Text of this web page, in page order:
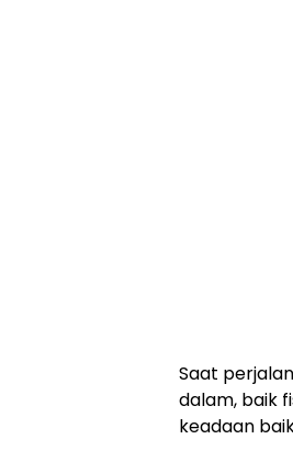
Saat
dalam, baik
keadaan